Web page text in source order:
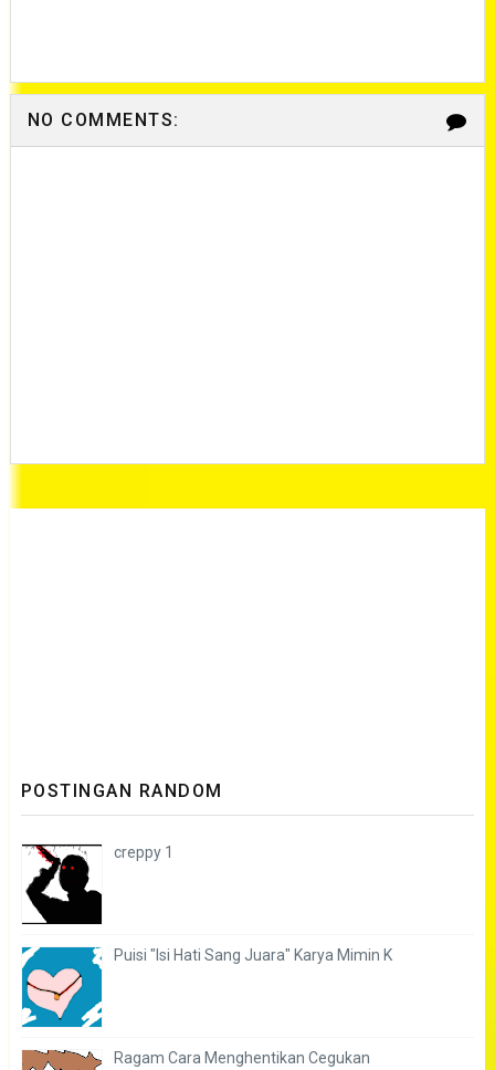
NO COMMENTS:
POSTINGAN RANDOM
creppy 1
Puisi "Isi Hati Sang Juara" Karya Mimin K
Ragam Cara Menghentikan Cegukan